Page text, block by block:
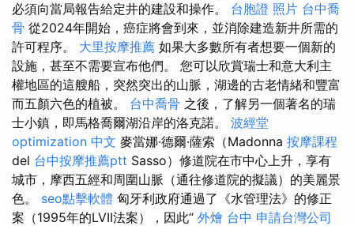
必須向當局報告給定井的建設和操作。 台胞證 照片 台中喬
骨 從2024年開始，癌症將會到來，並消除建造新井所需的
許可程序。 大里按摩推薦 如果大多數所有者想要一個新的
設施，甚至不需要宣布他們。 您可以欣賞瑞士和意大利主
權地區的這艘船，突然突出的山脈，湖邊的古老情緒和豐富
而五顏六色的植被。 台中喬骨 之後，了解另一個著名的瑞
士小鎮，即馬格喬爾湖沿岸的洛克諾。 波經堂
optimization 中文 麥當娜·德爾·薩索（Madonna 按摩課程
del 台中按摩推薦ptt Sasso）修道院在市中心上升，享有
城市，摩西五經和周圍山脈（通往修道院的擬議）的美麗景
色。 seo點擊軟體 匈牙利政府通過了《水管理法》的修正
案（1995年的LVII法案），因此“ 外燴 台中 申請台灣公司